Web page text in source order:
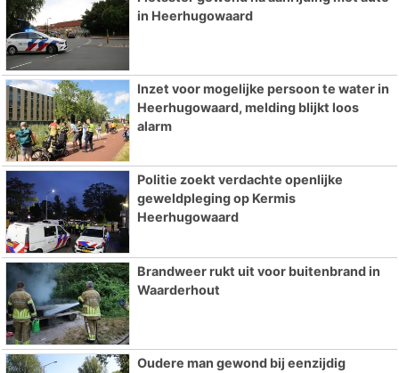
in Heerhugowaard
Inzet voor mogelijke persoon te water in
Heerhugowaard, melding blijkt loos
alarm
Politie zoekt verdachte openlijke
geweldpleging op Kermis
Heerhugowaard
Brandweer rukt uit voor buitenbrand in
Waarderhout
Oudere man gewond bij eenzijdig